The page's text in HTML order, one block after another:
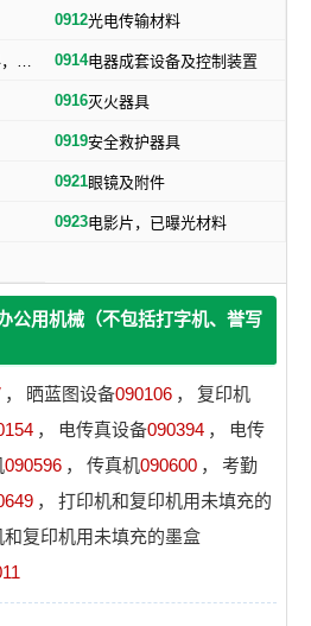
0912光电传输材料
电器用晶体及碳素材料，电子、电气通用元件 0914电器成套设备及控制装置
0916灭火器具
0919安全救护器具
0921眼镜及附件
0923电影片，已曝光材料
公用机械（不包括打字机、誉写
， 晒蓝图设备090106 ，
复印机
， 电传真设备090394 ，
电传
090596 ， 传真机090600 ，
考勤
，
打印机和复印机用未填充的
和复印机用未填充的墨盒